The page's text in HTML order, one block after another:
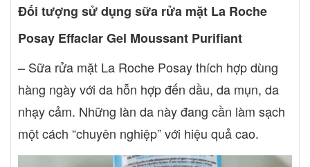
Đối tượng sử dụng sữa rửa mặt La Roche
Posay Effaclar Gel Moussant Purifiant
– Sữa rửa mặt La Roche Posay thích hợp dùng
hàng ngày với da hỗn hợp đến dầu, da mụn, da
nhạy cảm. Những làn da này đang cần làm sạch
một cách “chuyên nghiệp” với hiệu quả cao.